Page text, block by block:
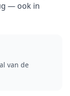
— ook in
van de